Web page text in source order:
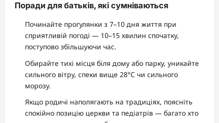
Поради для батьків, які сумніваються
Починайте прогулянки з 7–10 дня життя при
сприятливій погоді — 10–15 хвилин спочатку,
поступово збільшуючи час.
Обирайте тихі місця біля дому або парку, уникайте
сильного вітру, спеки вище 28°C чи сильного
морозу.
Якщо родичі наполягають на традиціях, поясніть
спокійно позицію церкви та педіатрів — багато хто